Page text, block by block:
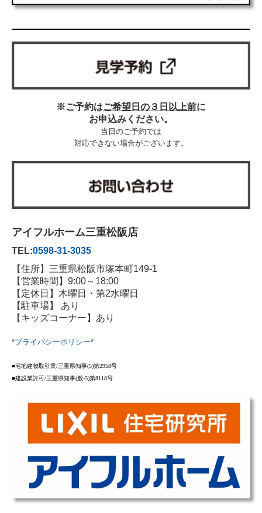
※ご予約はご希望日の３日以上前に
お申込みください。
当日のご予約では
対応できない場合がございます。
アイフルホーム三重松阪店
TEL:0598-31-3035
【住所】三重県松阪市塚本町149-1
【営業時間】9:00～18:00
【定休日】木曜日・第2水曜日
【駐車場】 あり
【キッズコーナー】あり
*プライバシーポリシー*
■宅地建物取引業/三重県知事(5)第2958号
■建設業許可/三重県知事(般-3)第8118号